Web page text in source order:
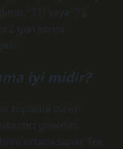
“T1” veya “T2
2 gün sonra
iyi midir?
toplama süreci
güvenini
ortamı sunar. Tek